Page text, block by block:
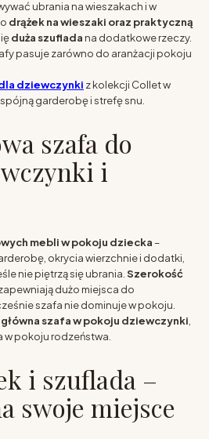
ubrania na wieszakach i w
drążek na wieszaki oraz praktyczną
duża szuflada na dodatkowe rzeczy.
pasuje zarówno do aranżacji pokoju
dziewczynki z kolekcji Collet w
garderobę i strefę snu.
szafa do
i
mebli w pokoju dziecka –
okrycia wierzchnie i dodatki,
nie piętrzą się ubrania.Szerokość
dużo miejsca do
szafa nie dominuje w pokoju.
główna szafa w pokoju dziewczynki,
pokoju rodzeństwa.
i szuflada –
swoje miejsce